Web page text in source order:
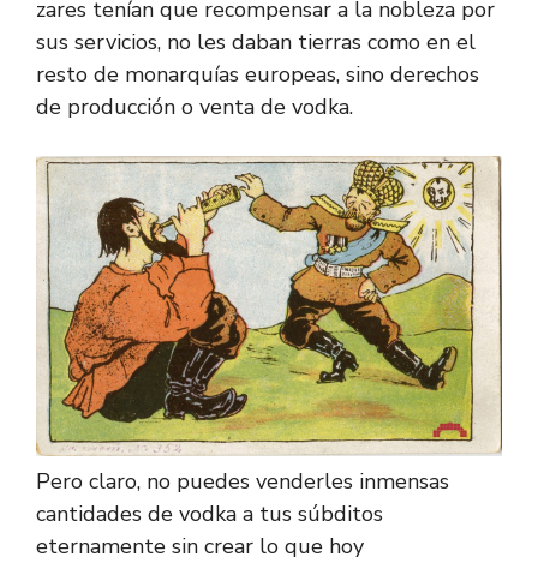
zares tenían que recompensar a la nobleza por
sus servicios, no les daban tierras como en el
resto de monarquías europeas, sino derechos
de producción o venta de vodka.
Pero claro, no puedes venderles inmensas
cantidades de vodka a tus súbditos
eternamente sin crear lo que hoy